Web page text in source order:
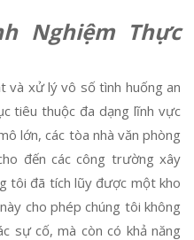
Nghiệm Thực
và xử lý vô số tình huống an
tiêu thuộc đa dạng lĩnh vực
lớn, các tòa nhà văn phòng
đến các công trường xây
tôi đã tích lũy được một kho
cho phép chúng tôi không
sự cố, mà còn có khả năng